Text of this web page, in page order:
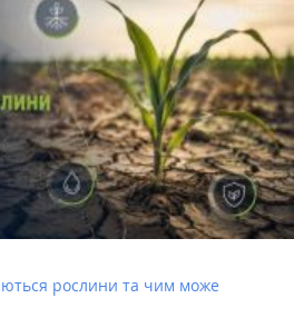
рослини та чим може